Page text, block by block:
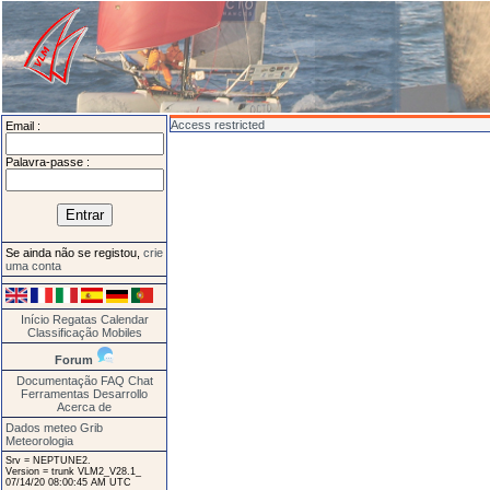
Email :
Palavra-passe :
Se ainda não se registou, crie
uma conta
Início Regatas Calendar
Classificação Mobiles
Forum
Documentação FAQ Chat
Ferramentas Desarrollo
Acerca de
Dados meteo Grib
Meteorologia
Srv = NEPTUNE2.
Version = trunk VLM2_V28.1_
07/14/20 08:00:45 AM UTC
Access restricted